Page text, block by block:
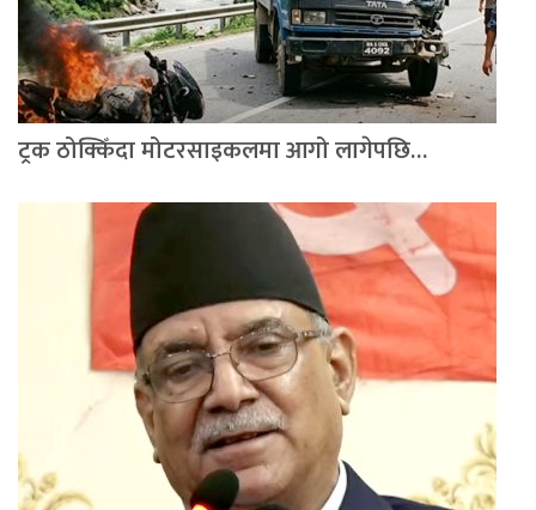
ट्रक ठोक्किँदा मोटरसाइकलमा आगो लागेपछि…